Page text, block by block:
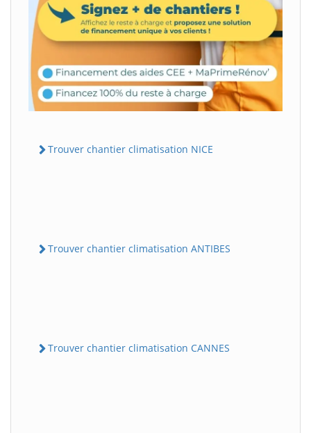
Trouver chantier climatisation NICE
Trouver chantier climatisation ANTIBES
Trouver chantier climatisation CANNES